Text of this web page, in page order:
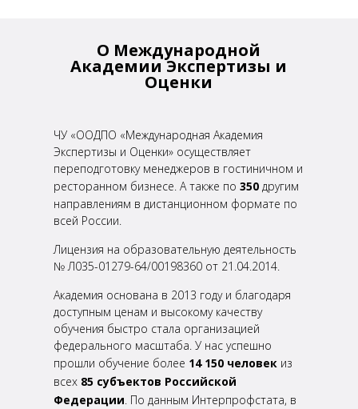
О Международной
АкадемииЭкспертизы и
Оценки
ЧУ «ООДПО «Международная Академия
Экспертизы и Оценки» осуществляет
переподготовку менеджеров в гостиничном и
ресторанном бизнесе. А также по350 другим
направлениям в дистанционном формате по
всей России.
Лицензия на образовательную деятельность
№ Л035-01279-64/00198360 от 21.04.2014.
Академия основана в 2013 году и благодаря
доступным ценам и высокому качеству
обучения быстро стала организацией
федерального масштаба. У нас успешно
прошли обучение более 14 150 человек из
всех 85 субъектов Российской
Федерации . По данным Интерпрофстата, в